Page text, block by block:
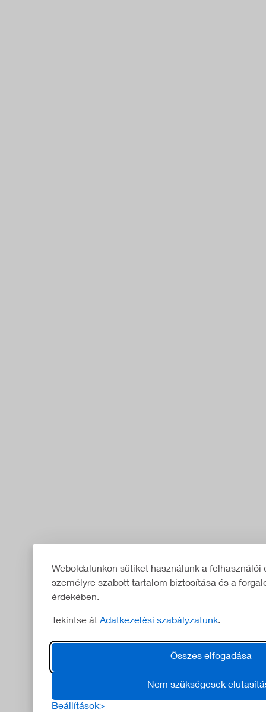
Weboldalunkon sütiket használunk a felhasználói
személyre szabott tartalom biztosítása és a
érdekében.
Tekintse át Adatkezelési szabályzatunk.
Összes elfogadása
Nem szükségesek
Beállítások